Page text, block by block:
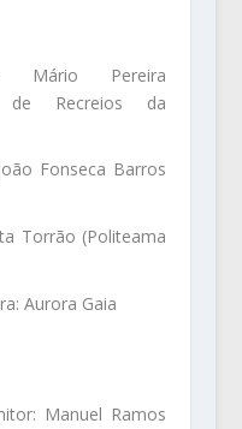
Mário Pereira
de Recreios da
Fonseca Barros
Torrão (Politeama
Aurora Gaia
Manuel Ramos